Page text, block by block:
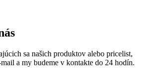
sa našich produktov alebo pricelist,
a my budeme v kontakte do 24 hodín.